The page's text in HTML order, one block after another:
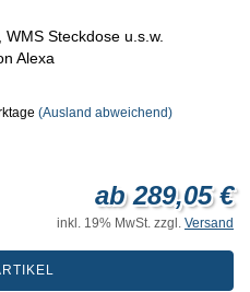
Steckdose u.s.w.
Alexa
(Ausland abweichend)
ab 289,05 €
inkl. 19% MwSt. zzgl. Versand